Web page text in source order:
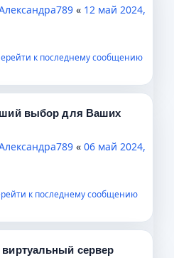
« 12 май 2024,
к последнему сообщению
выбор для Ваших
« 06 май 2024,
к последнему сообщению
виртуальный сервер